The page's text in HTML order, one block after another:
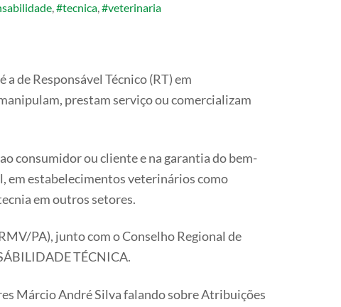
,#tecnica,#veterinaria
de Responsável Técnico (RT) em
prestam serviço ou comercializam
consumidor ou cliente e na garantia do bem-
em estabelecimentos veterinários como
em outros setores.
PA), junto com o Conselho Regional de
TÉCNICA.
Márcio André Silva falando sobre Atribuições